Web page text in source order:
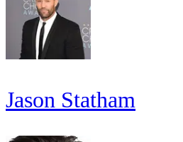
Jason Statham